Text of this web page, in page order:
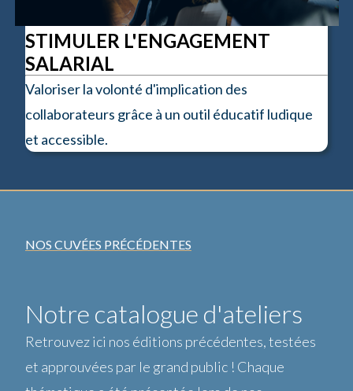
STIMULER L'ENGAGEMENT
SALARIAL
Valoriser la volonté d'implication des
collaborateurs grâce à un outil éducatif ludique
et accessible.
NOS CUVÉES PRÉCÉDENTES
Notre catalogue d'ateliers
Retrouvez ici nos éditions précédentes, testées
et approuvées par le grand public ! Chaque